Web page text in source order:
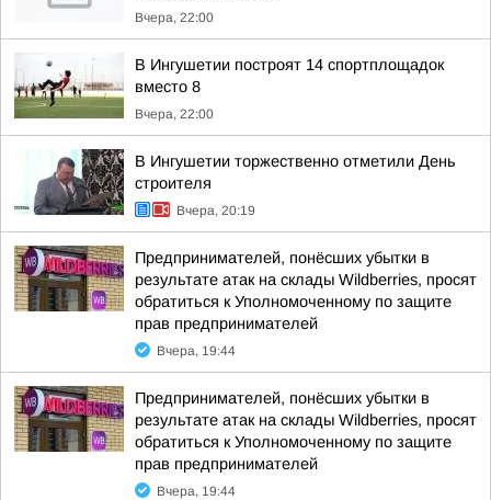
Вчера, 22:00
В Ингушетии построят 14 спортплощадок
вместо 8
Вчера, 22:00
В Ингушетии торжественно отметили День
строителя
Вчера, 20:19
Предпринимателей, понёсших убытки в
результате атак на склады Wildberries, просят
обратиться к Уполномоченному по защите
прав предпринимателей
Вчера, 19:44
Предпринимателей, понёсших убытки в
результате атак на склады Wildberries, просят
обратиться к Уполномоченному по защите
прав предпринимателей
Вчера, 19:44